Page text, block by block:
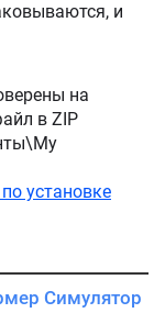
и
на
в ZIP
установке
Симулятор